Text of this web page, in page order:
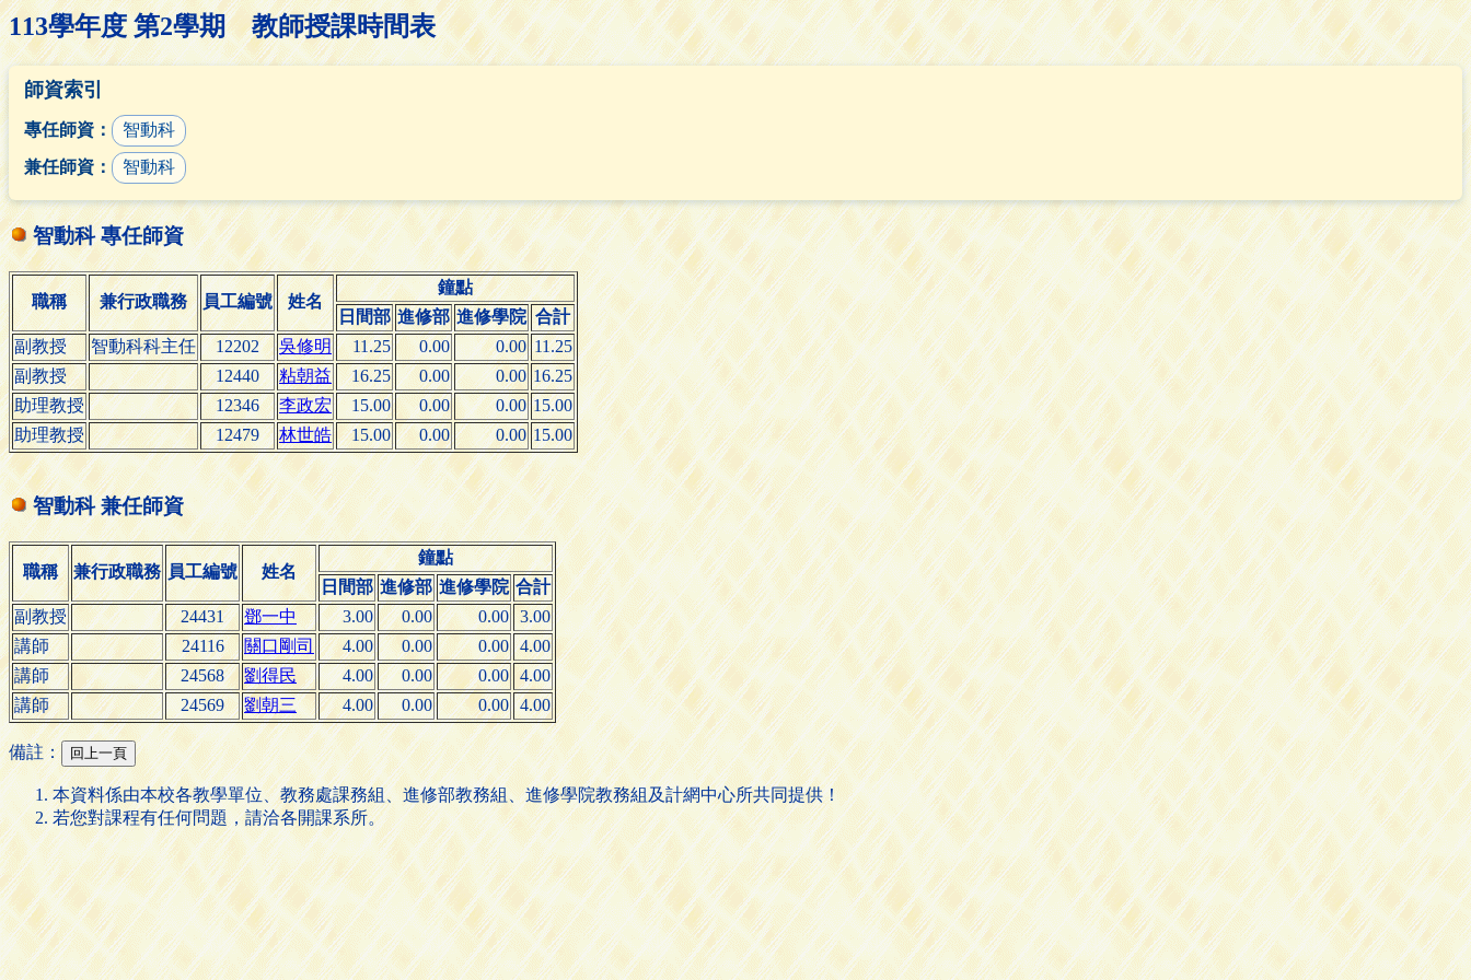
113學年度 第2學期 教師授課時間表
師資索引
專任師資：
智動科
兼任師資：
智動科
智動科 專任師資
職稱 兼行政職務 員工編號 姓名
鐘點
日間部 進修部 進修學院 合計
副教授
智動科科主任 12202 吳修明 11.25 0.00 0.00 11.25
副教授
12440 粘朝益 16.25 0.00 0.00 16.25
助理教授
12346 李政宏 15.00 0.00 0.00 15.00
助理教授
12479 林世皓 15.00 0.00 0.00 15.00
智動科 兼任師資
職稱 兼行政職務 員工編號 姓名
鐘點
日間部 進修部 進修學院 合計
副教授
24431 鄧一中 3.00 0.00 0.00 3.00
講師
24116 關口剛司 4.00 0.00 0.00 4.00
講師
24568 劉得民 4.00 0.00 0.00 4.00
講師
24569 劉朝三 4.00 0.00 0.00 4.00
備註：
本資料係由本校各教學單位、教務處課務組、進修部教務組、進修學院教務組及計網中心所共同提供！
若您對課程有任何問題，請洽各開課系所。